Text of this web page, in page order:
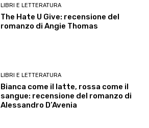
LIBRI E LETTERATURA
The Hate U Give: recensione del
romanzo di Angie Thomas
LIBRI E LETTERATURA
Bianca come il latte, rossa come il
sangue: recensione del romanzo di
Alessandro D’Avenia